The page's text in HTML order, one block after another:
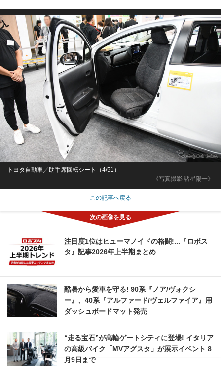
《写真撮影 諸星陽一》
トヨタ自動車／助手席回転シート（4/51）
この記事へ戻る
注目度1位はヒューマノイドの格闘!...『ロボス
タ』記事2026年上半期まとめ
酷暑から愛車を守る! 90系『ノア/ヴォクシ
ー』、40系『アルファード/ヴェルファイア』用
ダッシュボードマット発売
“走る宝石”が高輪ゲートシティに登場! イタリア
の高級バイク「MVアグスタ」が展示イベント 8
月9日まで